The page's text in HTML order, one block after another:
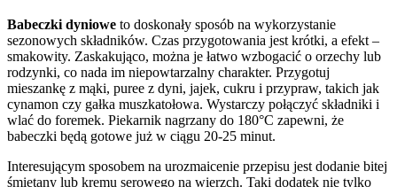
Babeczki dyniowe to doskonały sposób na wykorzystanie
sezonowych składników. Czas przygotowania jest krótki, a efekt –
smakowity. Zaskakująco, można je łatwo wzbogacić o orzechy lub
rodzynki, co nada im niepowtarzalny charakter. Przygotuj
mieszankę z mąki, puree z dyni, jajek, cukru i przypraw, takich jak
cynamon czy gałka muszkatołowa. Wystarczy połączyć składniki i
wlać do foremek. Piekarnik nagrzany do 180°C zapewni, że
babeczki będą gotowe już w ciągu 20-25 minut.
Interesującym sposobem na urozmaicenie przepisu jest dodanie bitej
śmietany lub kremu serowego na wierzch. Taki dodatek nie tylko